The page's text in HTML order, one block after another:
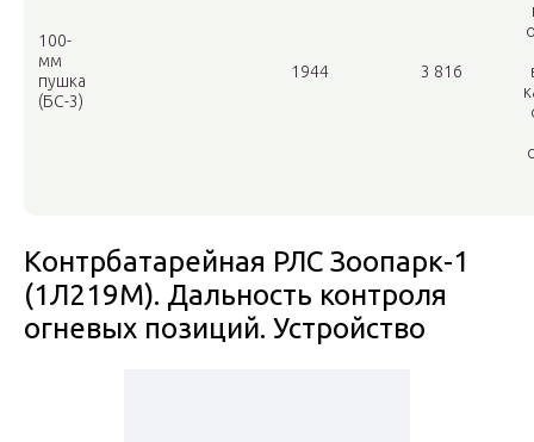
100-
мм
пушка
(БС-3)
1944 3 816
Контрбатарейная РЛС Зоопарк-1
(1Л219М). Дальность контроля
огневых позиций. Устройство